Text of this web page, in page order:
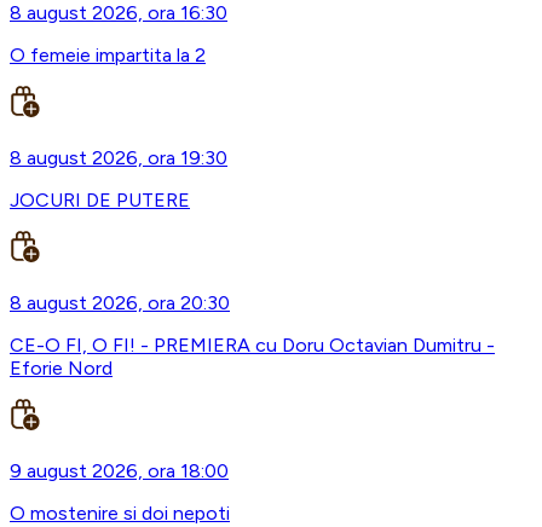
8 august 2026, ora 16:30
O femeie impartita la 2
8 august 2026, ora 19:30
JOCURI DE PUTERE
8 august 2026, ora 20:30
CE-O FI, O FI! - PREMIERA cu Doru Octavian Dumitru -
Eforie Nord
9 august 2026, ora 18:00
O mostenire si doi nepoti